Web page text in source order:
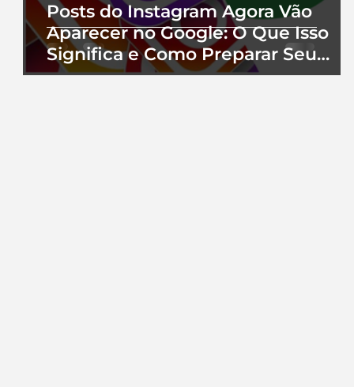
Posts do Instagram Agora Vão
Aparecer no Google: O Que Isso
Significa e Como Preparar Seu
Perfil